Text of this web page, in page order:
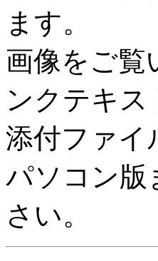
ます。
画像をご覧
ンクテキ
添付ファイ
パソコン版
さい。